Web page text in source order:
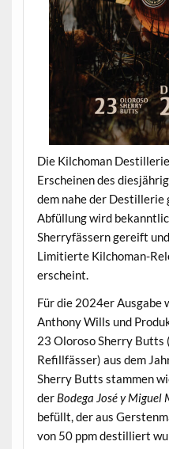
Die Kilchoman
Erscheinen des
dem nahe der Destillerie
Abfüllung wird
Sherryfässern gereift
Limitierte Kilchoman-
erscheint.
Für die 2024er Ausgabe
Anthony Wills und
23 Oloroso Sherry Butts
Refillfässer) aus dem
Sherry Butts stammen
der Bodega José y Miguel
befüllt, der aus
von 50 ppm destilliert